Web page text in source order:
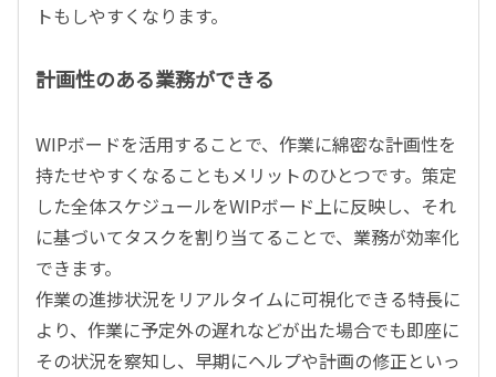
トもしやすくなります。
計画性のある業務ができる
WIPボードを活用することで、作業に綿密な計画性を
持たせやすくなることもメリットのひとつです。策定
した全体スケジュールをWIPボード上に反映し、それ
に基づいてタスクを割り当てることで、業務が効率化
できます。
作業の進捗状況をリアルタイムに可視化できる特長に
より、作業に予定外の遅れなどが出た場合でも即座に
その状況を察知し、早期にヘルプや計画の修正といっ